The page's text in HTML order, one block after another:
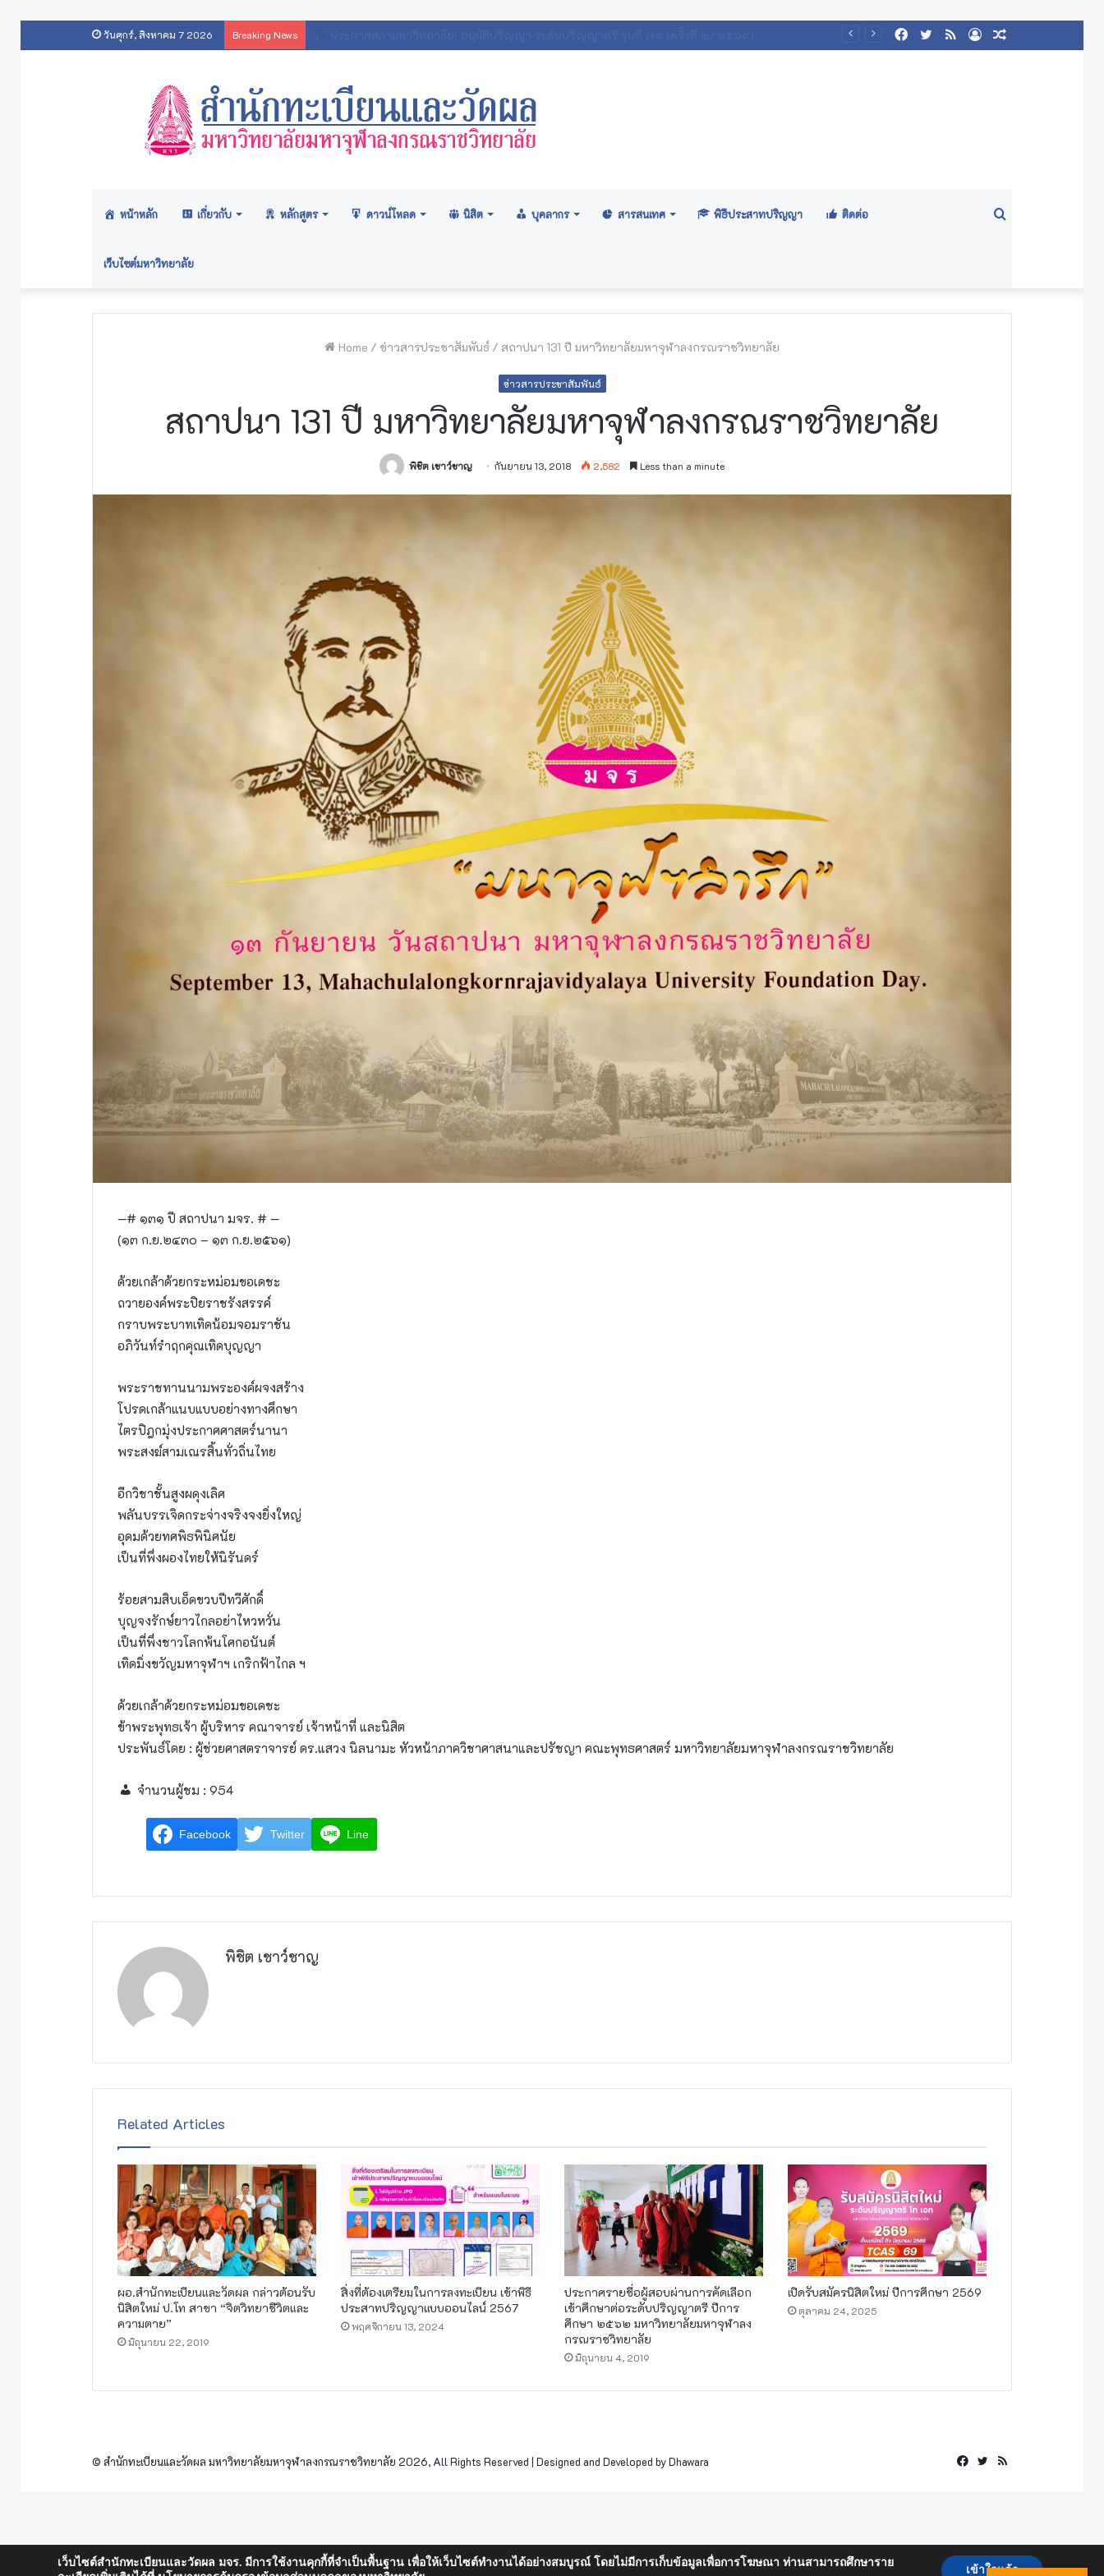
วันศุกร์, สิงหาคม 7 2026 Breaking News
Log
RSS
Twitter
Facebook
หน้าหลัก เกี่ยวกับ หลักสูตร ดาวน์โหลด นิสิต บุคลากร สารสนเทศ พิธีประสาทปริญญา ติดต่อ
เว็บไซต์มหาวิทยาลัย
Home / ข่าวสารประชาสัมพันธ์ / สถาปนา 131 ปี มหาวิทยาลัย​มหา​จุฬา​ลงกรณราชวิทยาลัย
ข่าวสารประชาสัมพันธ์
สถาปนา 131 ปี มหาวิทยาลัย​มหา​จุฬา​ลงกรณราชวิทยาลัย
พิชิต เชาว์ชาญ กันยายน 13, 2018 2,582 Less than a minute
—# ๑๓๑ ปี สถาปนา มจร. # —
(๑๓ ก.ย.๒๔๓๐ – ๑๓ ก.ย.๒๕๖๑)
ด้วยเกล้าด้วยกระหม่อมขอเดชะ
ถวายองค์พระปิยราชรังสรรค์
กราบพระบาทเทิดน้อมจอมราชัน
อภิวันท์รำฤกคุณเทิดบุญญา
พระราชทานนามพระองค์ผจงสร้าง
โปรดเกล้าแนบแบบอย่างทางศึกษา
ไตรปิฎกมุ่งประกาศศาสตร์นานา
พระสงฆ์สามเณรสิ้นทั่วถิ่นไทย
อีกวิชาชั้นสูงผดุงเลิศ
พลันบรรเจิดกระจ่างจริงจงยิ่งใหญ่
อุดมด้วยทศพิธพินิศนัย
เป็นที่พึ่งผองไทยให้นิรันดร์
ร้อยสามสิบเอ็ดขวบปีทวีศักดิ์
บุญจงรักษ์ยาวไกลอย่าไหวหวั่น
เป็นที่พึ่งชาวโลกพ้นโศกอนันต์
เทิดมิ่งขวัญมหาจุฬาฯ เกริกฟ้าไกล ฯ
ด้วยเกล้าด้วยกระหม่อมขอเดชะ
ข้าพระพุทธเจ้า ผู้บริหา​ร คณาจารย์​ เจ้าหน้าที่​ และนิสิต
ประพันธ์​โดย : ผู้ช่วยศาสตราจารย์ ดร.แสวง นิลนามะ หัวหน้าภาควิชาศาสนาและปรัชญา คณะพุทธศาสตร์ มหาวิทยาลัยมหาจุฬาลงกรณราชวิทยาลัย
จำนวนผู้ชม : 954
Facebook Twitter Line
พิชิต เชาว์ชาญ
Related Articles
ผอ.สำนัก​ทะเบียน​และวัดผล​ กล่าวต้อนรับ
นิสิตใหม่ ป.โท สาขา “จิตวิทยา​ชีวิตและ
ความตาย”
มิถุนายน 22, 2019
สิ่งที่ต้องเตรียมในการลงทะเบียน เข้าพิธี
ประสาทปริญญาแบบออนไลน์ 2567
พฤศจิกายน 13, 2024
ประกาศรายชื่อผู้สอบผ่านการคัดเลือก
เข้าศึกษาต่อระดับปริญญาตรี ปีการ
ศึกษา ๒๕๖๒ มหาวิทยาลัยมหาจุฬาลง
กรณราชวิทยาลัย
มิถุนายน 4, 2019
เปิดรับสมัครนิสิตใหม่ ปีการศึกษา 2569
ตุลาคม 24, 2025
© สำนักทะเบียนและวัดผล มหาวิทยาลัยมหาจุฬาลงกรณราชวิทยาลัย 2026, All Rights Reserved | Designed and Developed by Dhawara Facebook
Twitter
RSS
เว็บไซต์สำนักทะเบียนและวัดผล มจร. มีการใช้งานคุกกี้ที่จำเป็นพื้นฐาน เพื่อให้เว็บไซต์ทำงานได้อย่างสมบูรณ์ โดยไม่มีการเก็บข้อมูลเพื่อการโฆษณา ท่านสามารถศึกษาราย
เข้าใจแล้ว